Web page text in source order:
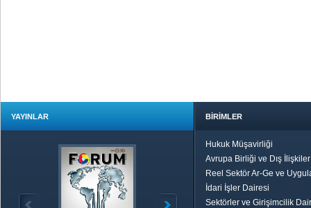
YAYINLAR BİRİMLER
Hukuk Müşavirliği
Avrupa Birliği ve Dış
Reel Sektör Ar-Ge ve
İdari İşler Dairesi
Sektörler ve Girişimcilik